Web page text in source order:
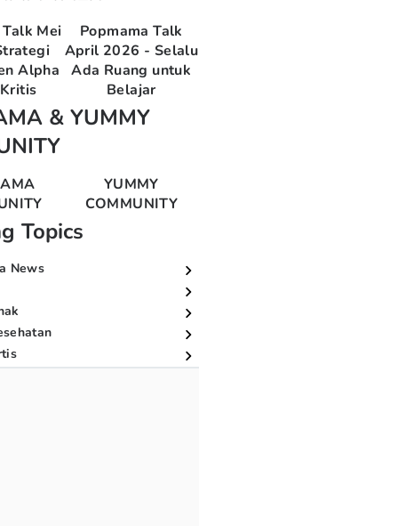
Mei
Alpha
Popmama Talk
April 2026 - Selalu
Ada Ruang untuk
Belajar
& YUMMY
YUMMY
COMMUNITY
Topics
News